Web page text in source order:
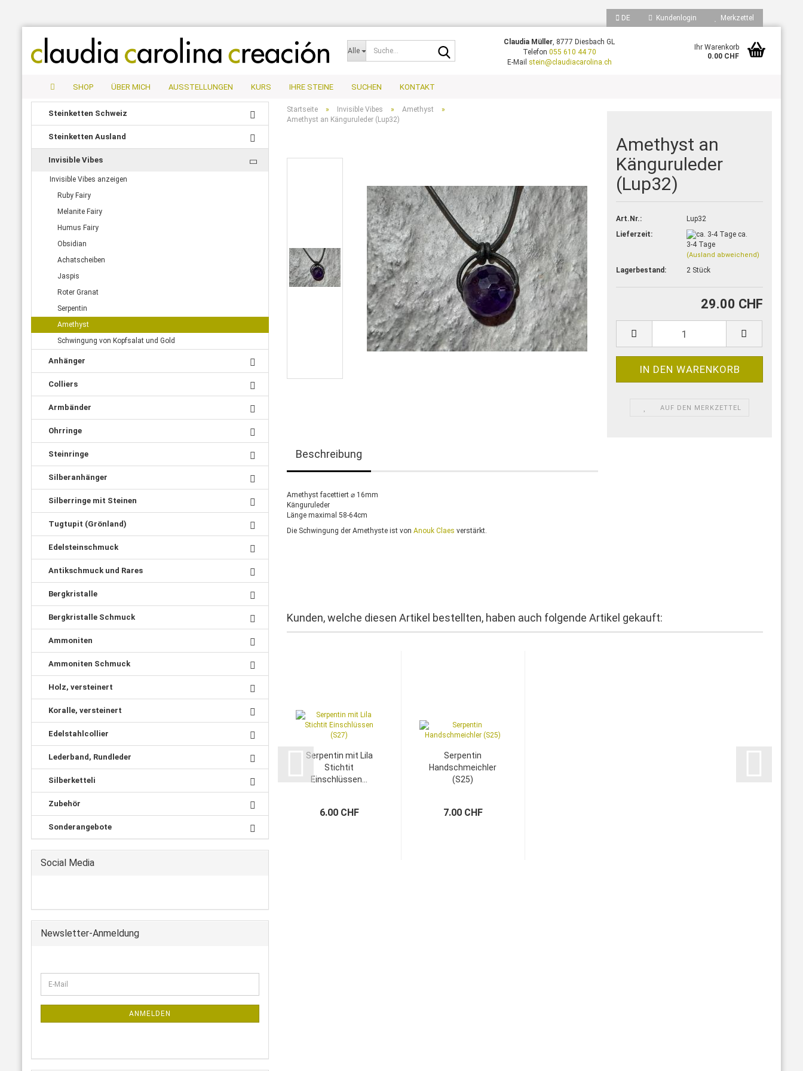
DE
Sprache auswählen
Kundenlogin
Passwort vergessen?
Merkzettel
Alle
Claudia Müller, 8777 Diesbach GL
Telefon 055 610 44 70
E-Mail stein@claudiacarolina.ch
Ihr Warenkorb
0.00 CHF
SHOP ÜBER MICH AUSSTELLUNGEN KURS IHRE STEINE SUCHEN KONTAKT
Startseite » Invisible Vibes » Amethyst
»
Amethyst an Känguruleder (Lup32)
Amethyst an
Känguruleder
(Lup32)
Art.Nr.:
Lup32
Lieferzeit:
ca.
3-4 Tage
(Ausland abweichend)
Lagerbestand: 2 Stück
29.00 CHF
AUF DEN MERKZETTEL
Beschreibung
Amethyst facettiert ⌀ 16mm
Känguruleder
Länge maximal 58-64cm
Die Schwingung der Amethyste ist vonAnouk Claes verstärkt.
Kunden, welche diesen Artikel bestellten, haben auch folgende Artikel gekauft:
Serpentin mit Lila
Stichtit
Einschlüssen...
6.00 CHF
Serpentin
Handschmeichler
(S25)
7.00 CHF
Steinketten Schweiz
Steinketten Ausland
Invisible Vibes
Invisible Vibes anzeigen
Ruby Fairy
Melanite Fairy
Humus Fairy
Obsidian
Achatscheiben
Jaspis
Roter Granat
Serpentin
Amethyst
Schwingung von Kopfsalat und Gold
Anhänger
Colliers
Armbänder
Ohrringe
Steinringe
Silberanhänger
Silberringe mit Steinen
Tugtupit (Grönland)
Edelsteinschmuck
Antikschmuck und Rares
Bergkristalle
Bergkristalle Schmuck
Ammoniten
Ammoniten Schmuck
Holz, versteinert
Koralle, versteinert
Edelstahlcollier
Lederband, Rundleder
Silberketteli
Zubehör
Sonderangebote
Social Media
Newsletter-Anmeldung
ANMELDEN